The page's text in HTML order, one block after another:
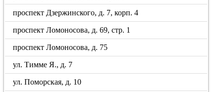
проспект Дзержинского, д. 7, корп. 4
проспект Ломоносова, д. 69, стр. 1
проспект Ломоносова, д. 75
ул. Тимме Я., д. 7
ул. Поморская, д. 10